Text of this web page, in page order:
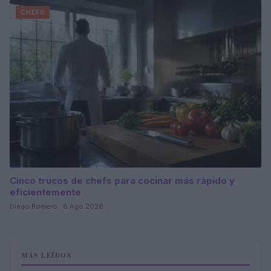
CHEFS
Cinco trucos de chefs para cocinar más rápido y
eficientemente
Diego Romero · 8 Ago 2026
MÁS LEÍDOS